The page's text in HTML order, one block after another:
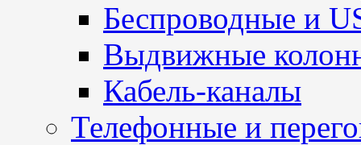
Беспроводные и
Выдвижные
Кабель-каналы
Телефонные и